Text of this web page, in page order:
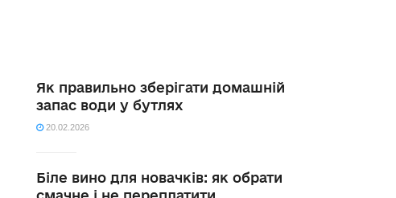
Як правильно зберігати домашній
запас води у бутлях
20.02.2026
Біле вино для новачків: як обрати